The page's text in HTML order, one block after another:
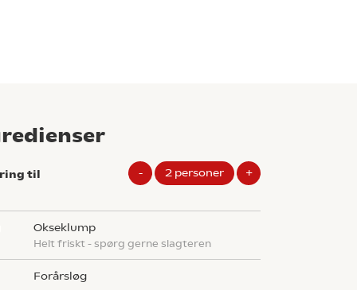
til - 2 personer +
okseklump
helt friskt - spørg gerne slagteren
forårsløg